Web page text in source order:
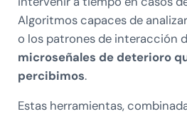
Algoritmos capaces de
o los patrones de interacción
microseñales de deterioro
percibimos.
Estas herramientas,